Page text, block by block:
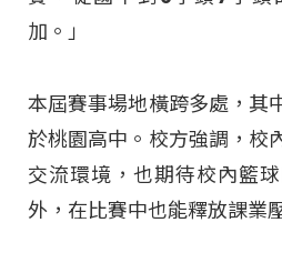
加。」
本屆賽事場地橫跨多處，其
於桃園高中。校方強調，校
交流環境，也期待校內籃
外，在比賽中也能釋放課業